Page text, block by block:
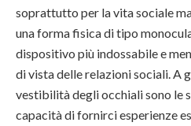
soprattutto per la vita sociale
una forma fisica di tipo
dispositivo più indossabile e
di vista delle relazioni sociali. A
vestibilità degli occhiali sono le
capacità di fornirci esperienze